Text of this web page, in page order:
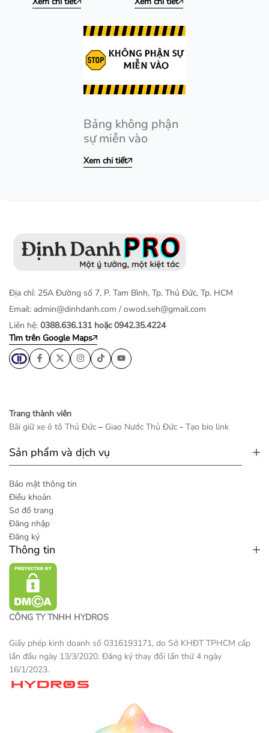
Bảng không phận
sự miễn vào
Xem chi tiết
Địa chỉ: 25A Đường số 7, P. Tam Bình, Tp. Thủ Đức, Tp. HCM
Email: admin@dinhdanh.com / owod.seh@gmail.com
Liên hệ: 0388.636.131 hoặc 0942.35.4224
Tìm trên Google Maps
Trang thành viên
Bãi giữ xe ô tô Thủ Đức – Giao Nước Thủ Đức - Tạo bio link
Sản phẩm và dịch vụ
Bảo mật thông tin
Điều khoản
Sơ đồ trang
Đăng nhập
Đăng ký
Thông tin
CÔNG TY TNHH HYDROS
Giấy phép kinh doanh số 0316193171, do Sở KHĐT TPHCM cấp
lần đầu ngày 13/3/2020. Đăng ký thay đổi lần thứ 4 ngày
16/1/2023.